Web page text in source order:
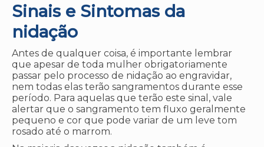
Sinais e Sintomas da
nidação
Antes de qualquer coisa, é importante lembrar
que apesar de toda mulher obrigatoriamente
passar pelo processo de nidação ao engravidar,
nem todas elas terão sangramentos durante esse
período. Para aquelas que terão este sinal, vale
alertar que o sangramento tem fluxo geralmente
pequeno e cor que pode variar de um leve tom
rosado até o marrom.